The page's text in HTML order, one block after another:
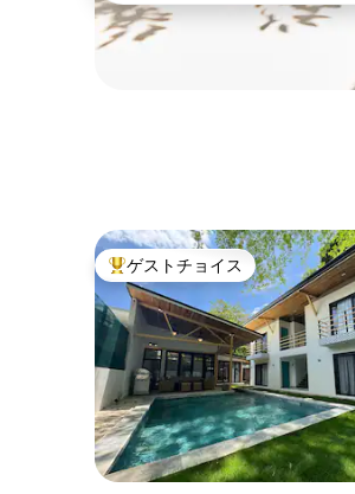
大好評のゲストチョイスです。
ゲストチョイス